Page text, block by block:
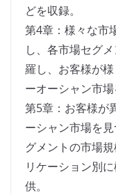
どを収録。
第4章：様々な市
し、各市場セグ
羅し、お客様が
ーオーシャン市場
第5章：お客様が
ーシャン市場を
グメントの市場
リケーション別
供。